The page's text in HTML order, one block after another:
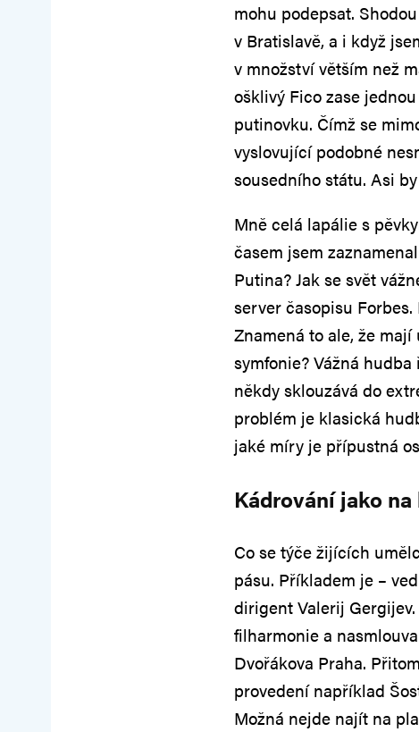
mohu podepsat.
v Bratislavě, a i když
v množství větším než
ošklivý Fico zase
putinovku. Čímž se
vyslovující podobné
sousedního státu. Asi
Mně celá lapálie s
časem jsem
Putina? Jak se svět
server časopisu
Znamená to ale, že
symfonie? Vážná
někdy sklouzává do
problém je klasická
jaké míry je přípustná
Kádrování jako
Co se týče žijících
pásu. Příkladem je –
dirigent Valerij
filharmonie a
Dvořákova Praha.
provedení například
Možná nejde najít na